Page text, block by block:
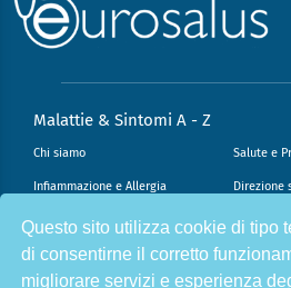
Questo sito utilizza cookie di tipo
di consentirne il corretto
migliorare servizi e esperienza
Malattie & Sintomi A - Z
Chi siamo Salute e
Infiammazione e Allergia Direzione
Nutrizione e Stili di vita Sport e
Cookie Policy L’angolo